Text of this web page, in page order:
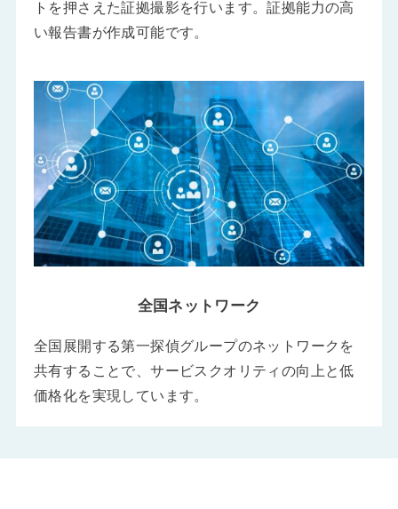
トを押さえた証拠撮影を行います。証拠能力の高
い報告書が作成可能です。
全国ネットワーク
全国展開する第一探偵グループのネットワークを
共有することで、サービスクオリティの向上と低
価格化を実現しています。